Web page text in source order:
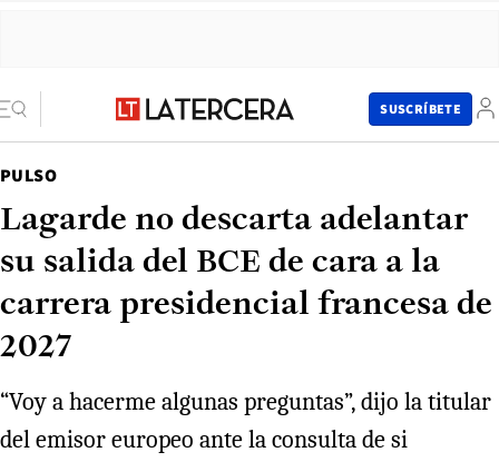
SUSCRÍBETE
PULSO
Lagarde no descarta adelantar
su salida del BCE de cara a la
carrera presidencial francesa de
2027
“Voy a hacerme algunas preguntas”, dijo la titular
del emisor europeo ante la consulta de si